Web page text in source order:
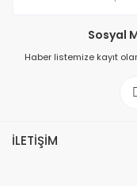
Sosyal
Haber listemize kayıt
İLETİŞİM